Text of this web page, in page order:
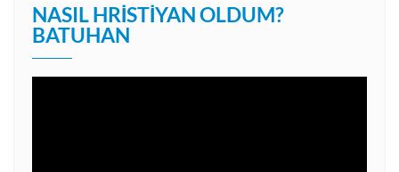
NASIL HRISTIYAN OLDUM?
BATUHAN